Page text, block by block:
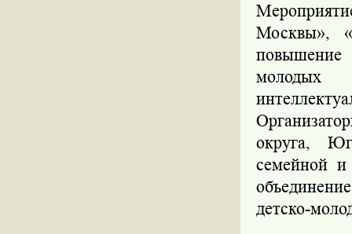
Москвы»,
повышение
молодых
округа,
семейной
детско-